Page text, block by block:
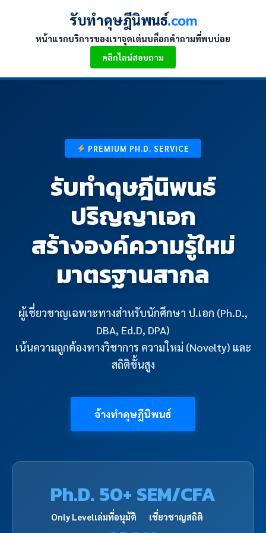
รับทำดุษฎีนิพนธ์ วิเคราะห์
สถิติขั้นสูง ราคายุติธรรม เชื่อ
ถือได้ - รับทำดุษฎีนิพนธ์.com
หน้าแรก
Copyright © 2026 รับทำดุษฎีนิพนธ์ วิเคราะห์สถิติขั้นสูง ราคายุติธรรม
เชื่อถือได้ - รับทำดุษฎีนิพนธ์.com
รับทำดุษฎีนิพนธ์.com
หน้าแรกบริการของเราจุดเด่นบล็อกคำถามที่พบบ่อย
คลิกไลน์สอบถาม
PREMIUM PH.D. SERVICE
รับทำดุษฎีนิพนธ์
ปริญญาเอก
สร้างองค์ความรู้ใหม่
มาตรฐานสากล
ผู้เชี่ยวชาญเฉพาะทางสำหรับนักศึกษา ป.เอก (Ph.D.,
DBA, Ed.D, DPA)
เน้นความถูกต้องทางวิชาการ ความใหม่ (Novelty) และ
สถิติขั้นสูง
จ้างทำดุษฎีนิพนธ์
Ph.D.
Only Level
50+
เล่มที่อนุมัติ
SEM/CFA
เชี่ยวชาญสถิติ